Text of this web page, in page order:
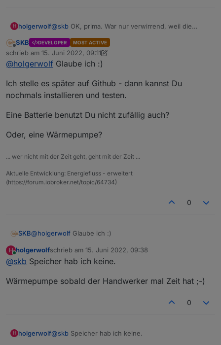
Ansonsten komm ich klar.
Wunschliste:
Mehrere Verbraucher (beschriftbar)
Farben
H holgerwolf@skb OK, prima. War nur verwirrend, weil die
Offline
SKB DEVELOPER MOST ACTIVE
schrieb am 15. Juni 2022, 09:11
zuletzt editiert von SKB
@holgerwolf Glaube ich :)
Ich stelle es später auf Github - dann kannst Du
nochmals installieren und testen.
Eine Batterie benutzt Du nicht zufällig auch?
Oder, eine Wärmepumpe?
... wer nicht mit der Zeit geht, geht mit der Zeit ...
Aktuelle Entwicklung: Energiefluss - erweitert
(https://forum.iobroker.net/topic/64734)
0
SKB@holgerwolf Glaube ich :)
Ich stelle es später auf Github - dann kannst Du nochmals
installieren und testen.
H
Online
holgerwolfschrieb am 15. Juni 2022, 09:38
zuletzt editiert von
@skb Speicher hab ich keine.
Wärmepumpe sobald der Handwerker mal Zeit hat ;-)
0
H holgerwolf@skb Speicher hab ich keine.